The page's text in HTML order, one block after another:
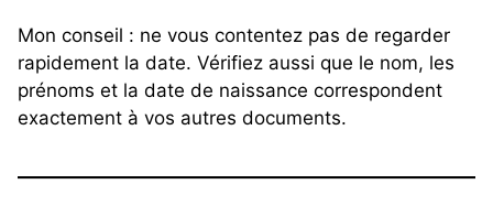
Mon conseil : ne vous contentez pas de regarder
rapidement la date. Vérifiez aussi que le nom, les
prénoms et la date de naissance correspondent
exactement à vos autres documents.